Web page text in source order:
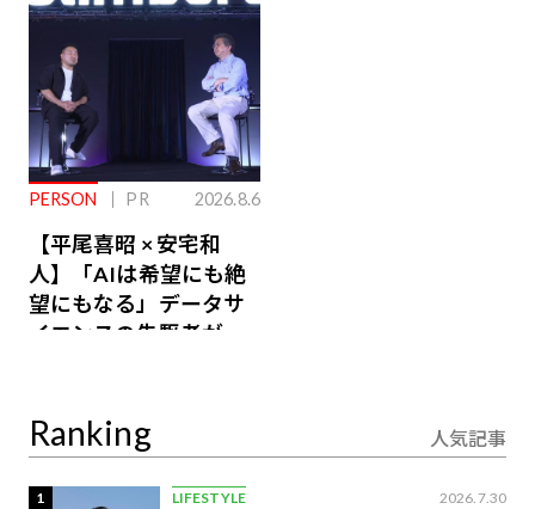
PERSON PR 2026.8.6
【平尾喜昭 × 安宅和
人】「AIは希望にも絶
望にもなる」データサ
イエンスの先駆者が語
Ranking 人気記事
1 LIFESTYLE 2026.7.30